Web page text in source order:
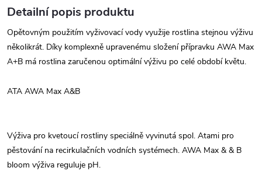
Detailní popis produktu
Opětovným použitím vyživovací vody využije rostlina stejnou výživu
několikrát. Díky komplexně upravenému složení přípravku AWA Max
A+B má rostlina zaručenou optimální výživu po celé období květu.
ATA AWA Max A&B
Výživa pro kvetoucí rostliny speciálně vyvinutá spol. Atami pro
pěstování na recirkulačních vodních systémech. AWA Max & & B
bloom výživa reguluje pH.